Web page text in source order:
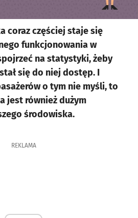
coraz częściej staje się
funkcjonowania w
na statystyki, żeby
się do niej dostęp. I
o tym nie myśli, to
jest również dużym
środowiska.
REKLAMA